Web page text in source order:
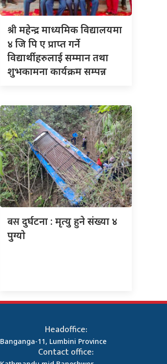
श्रीमहेन्द्र माध्यमिक विद्यालयमा
४ जि पि ए प्राप्त गर्ने
विद्यार्थीहरुलाई सम्मान तथा
शुभकामना कार्यक्रम सम्पन्न
बसदुर्घटना : मृत्यु हुने संख्या ४
पुग्याे
Headoffice:
Banganga-11, Lumbini Province
Contact office: